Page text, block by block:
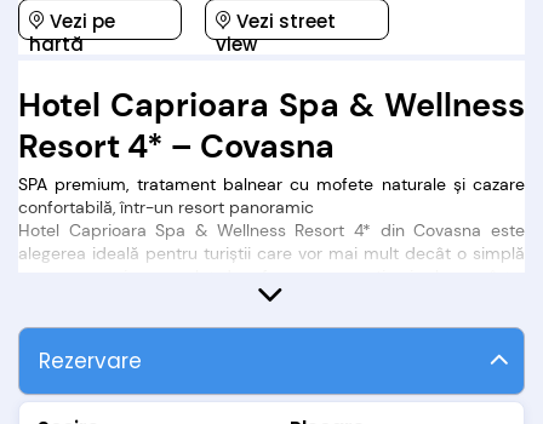
Vezi pe
hartă
Vezi street
view
Hotel Caprioara Spa & Wellness
Resort 4* – Covasna
SPA premium, tratament balnear cu mofete naturale și cazare
confortabilă, într-un resort panoramic
Hotel Caprioara Spa & Wellness Resort 4* din Covasna este
alegerea ideală pentru turiștii care vor mai mult decât o simplă
un hotel modern, cu Centru SPA & Wellness și bază de
tratament balnear proprie. Amplasat în stațiunea Covasna și
panoramice asupra stațiunii și a zonei montane din jur, dar și
prin mixul rar între confort de 4 stele, servicii de wellness și
terapii balneare specifice „stațiunii inimii”.
Rezervare